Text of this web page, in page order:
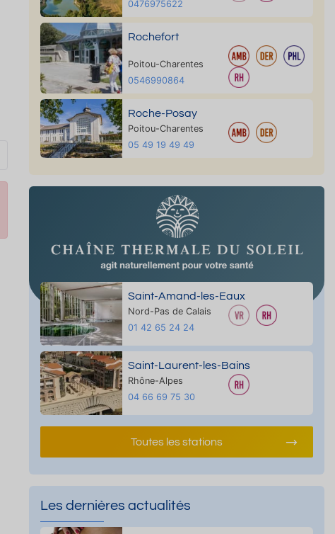
0476975622
Rochefort
Poitou-Charentes
0546990864
Roche-Posay
Poitou-Charentes
05 49 19 49 49
Saint-Amand-les-Eaux
Nord-Pas de Calais
01 42 65 24 24
Saint-Laurent-les-Bains
Rhône-Alpes
04 66 69 75 30
Toutes les stations
Les dernières actualités